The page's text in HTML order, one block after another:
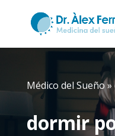
Médico del Sueño»
dormir